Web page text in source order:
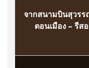
จากสนามบินสุวร
ดอนเมือง – รีส